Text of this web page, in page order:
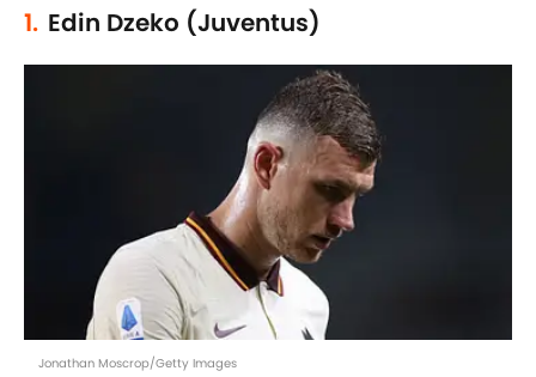
1. Edin Dzeko (Juventus)
Jonathan Moscrop/Getty Images